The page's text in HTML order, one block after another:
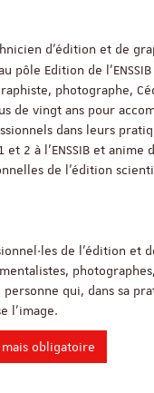
d’édition et de
pôle Edition de
photographe,
de vingt ans pour
dans leurs
2 à l’ENSSIB et anime
de l’édition
de l’édition et
qui, dans sa
l’image.
obligatoire